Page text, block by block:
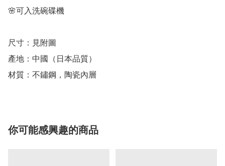
🌸可入洗碗碟機
尺寸：見附圖
產地：中國（日本品質）
材質：不鏽鋼，陶瓷內層
你可能感興趣的商品